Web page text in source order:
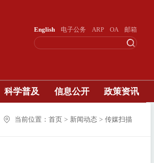
English 电子公务 ARP OA 邮箱
科学普及 信息公开 政策资讯
当前位置：首页 > 新闻动态 > 传媒扫描